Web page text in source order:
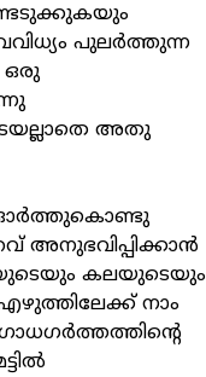
പുലര്‍ത്തുന്ന
ഒരു
അതു
ഓര്‍ത്തുകൊണ്ടു
അനുഭവിപ്പിക്കാന്‍
കലയുടെയും
നാം